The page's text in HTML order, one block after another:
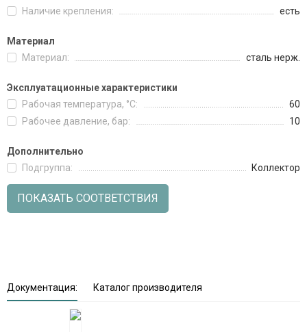
Наличие крепления:
есть
Материал
Материал:
сталь нерж.
Эксплуатационные характеристики
Рабочая температура, °C:
60
Рабочее давление, бар:
10
Дополнительно
Подгруппа:
Коллектор
ПОКАЗАТЬ СООТВЕТСТВИЯ
Документация: Каталог производителя